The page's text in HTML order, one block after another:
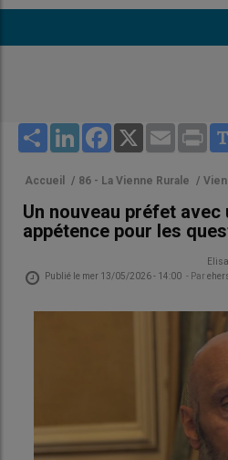
Share LinkedInFacebook
X Email
Accueil / 86 - La Vienne Rurale /
Un nouveau préfet avec
appétence pour les
Publié le mer 13/05/2026 - 14:00 - Par